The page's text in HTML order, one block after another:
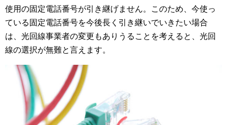
使用の固定電話番号が引き継げません。このため、 今使っ
ている固定電話番号を今後長く引き継いでいきたい場合
は、光回線事業者の変更もありうることを考えると、光回
線の選択が無難と言えます。